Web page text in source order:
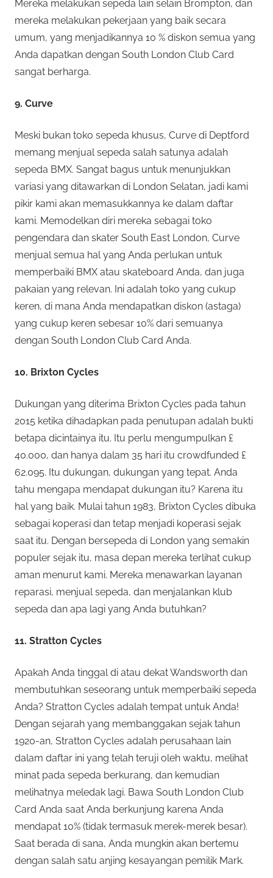
Mereka melakukan sepeda lain selain Brompton, dan
mereka melakukan pekerjaan yang baik secara
umum, yang menjadikannya 10 % diskon semua yang
Anda dapatkan dengan South London Club Card
sangat berharga.
9. Curve
Meski bukan toko sepeda khusus, Curve di Deptford
memang menjual sepeda salah satunya adalah
sepeda BMX. Sangat bagus untuk menunjukkan
variasi yang ditawarkan di London Selatan, jadi kami
pikir kami akan memasukkannya ke dalam daftar
kami. Memodelkan diri mereka sebagai toko
pengendara dan skater South East London, Curve
menjual semua hal yang Anda perlukan untuk
memperbaiki BMX atau skateboard Anda, dan juga
pakaian yang relevan. Ini adalah toko yang cukup
keren, di mana Anda mendapatkan diskon (astaga)
yang cukup keren sebesar 10% dari semuanya
dengan South London Club Card Anda.
10. Brixton Cycles
Dukungan yang diterima Brixton Cycles pada tahun
2015 ketika dihadapkan pada penutupan adalah bukti
betapa dicintainya itu. Itu perlu mengumpulkan £
40.000, dan hanya dalam 35 hari itu crowdfunded £
62.095. Itu dukungan, dukungan yang tepat. Anda
tahu mengapa mendapat dukungan itu? Karena itu
hal yang baik. Mulai tahun 1983, Brixton Cycles dibuka
sebagai koperasi dan tetap menjadi koperasi sejak
saat itu. Dengan bersepeda di London yang semakin
populer sejak itu, masa depan mereka terlihat cukup
aman menurut kami. Mereka menawarkan layanan
reparasi, menjual sepeda, dan menjalankan klub
sepeda dan apa lagi yang Anda butuhkan?
11. Stratton Cycles
Apakah Anda tinggal di atau dekat Wandsworth dan
membutuhkan seseorang untuk memperbaiki sepeda
Anda? Stratton Cycles adalah tempat untuk Anda!
Dengan sejarah yang membanggakan sejak tahun
1920-an, Stratton Cycles adalah perusahaan lain
dalam daftar ini yang telah teruji oleh waktu, melihat
minat pada sepeda berkurang, dan kemudian
melihatnya meledak lagi. Bawa South London Club
Card Anda saat Anda berkunjung karena Anda
mendapat 10% (tidak termasuk merek-merek besar).
Saat berada di sana, Anda mungkin akan bertemu
dengan salah satu anjing kesayangan pemilik Mark.